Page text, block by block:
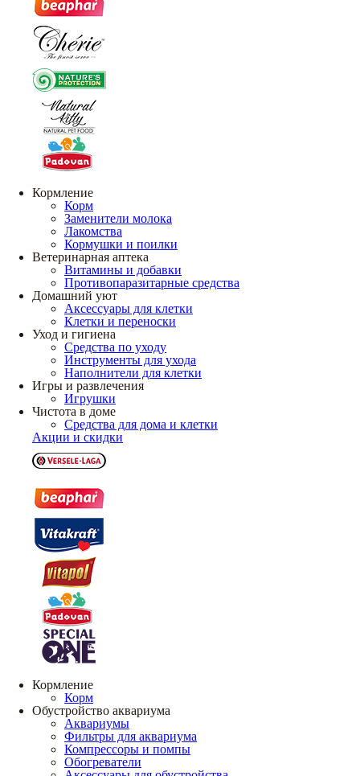
Кормление
Корм
Заменители молока
Лакомства
Кормушки и поилки
Ветеринарная аптека
Витамины и добавки
Противопаразитарные средства
Домашний уют
Аксессуары для клетки
Клетки и переноски
Уход и гигиена
Средства по уходу
Инструменты для ухода
Наполнители для клетки
Игры и развлечения
Игрушки
Чистота в доме
Средства для дома и клетки
Акции и скидки
Кормление
Корм
Обустройство аквариума
Аквариумы
Фильтры для аквариума
Компрессоры и помпы
Обогреватели